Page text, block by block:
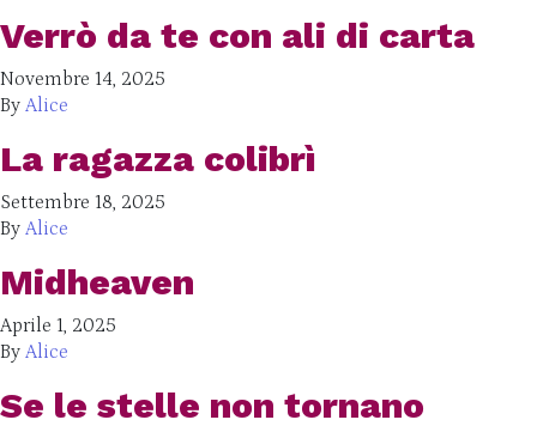
Verrò da te con ali di carta
Novembre 14, 2025
By Alice
La ragazza colibrì
Settembre 18, 2025
By Alice
Midheaven
Aprile 1, 2025
By Alice
Se le stelle non tornano